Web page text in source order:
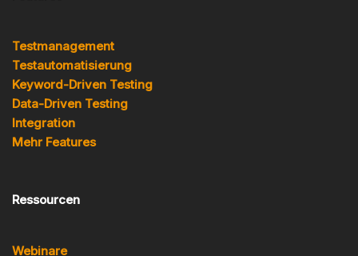
Testmanagement
Testautomatisierung
Keyword-Driven Testing
Data-Driven Testing
Integration
Mehr Features
Ressourcen
Webinare